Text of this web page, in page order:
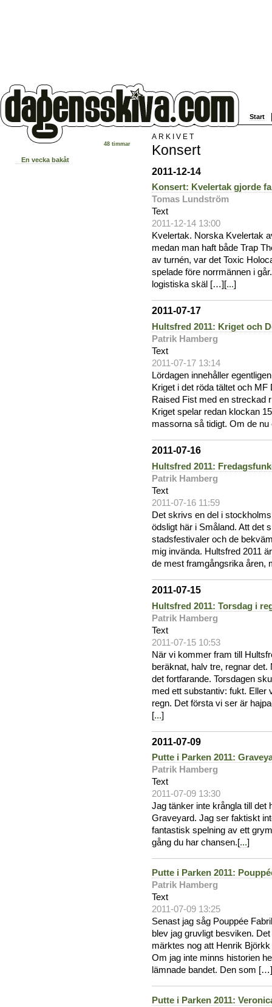
Start
48 timmar
En vecka bakåt
ARKIVET
Konsert
2011-12-14
Konsert: Kvelertak gjorde
Tomas Lundström
Text
2011-12-14 13:00
Kvelertak. Norska Kvelertak
medan man haft både Trap
av turnén, var det Toxic
spelade före norrmännen i
logistiska skäl […][...]
2011-07-17
Hultsfred 2011: Kriget och
Patrik Hamberg
Text
2011-07-17 13:14
Lördagen innehåller
Kriget i det röda tältet och
Raised Fist med en streckad
Kriget spelar redan klockan
massorna så tidigt. Om de
2011-07-16
Hultsfred 2011:
Patrik Hamberg
Text
2011-07-16 11:59
Det skrivs en del i
ödsligt här i Småland. Att det
stadsfestivaler och de
mig invända. Hultsfred 2011
de mest framgångsrika åren,
2011-07-15
Hultsfred 2011: Torsdag i
Patrik Hamberg
Text
2011-07-15 10:53
När vi kommer fram till
beräknat, halv tre, regnar
det fortfarande. Torsdagen
med ett substantiv: fukt. Eller
regn. Det första vi ser är
[...]
2011-07-09
Putte i Parken 2011:
Patrik Hamberg
Text
2011-07-09 13:30
Jag tänker inte krångla till det
Graveyard. Jag ser faktiskt
fantastisk spelning av ett
gång du har chansen.[...]
Putte i Parken 2011:
Patrik Hamberg
Text
2011-07-09 13:25
Senast jag såg Pouppée
blev jag gruvligt besviken.
märktes nog att Henrik
Om jag inte minns historien
lämnade bandet. Den som
Putte i Parken 2011: